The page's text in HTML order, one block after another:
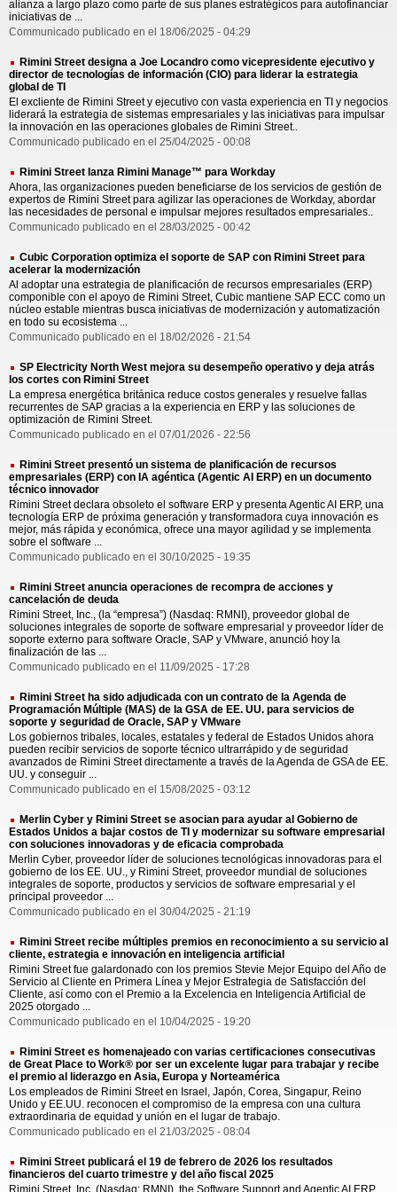
alianza a largo plazo como parte de sus planes estratégicos para autofinanciar
iniciativas de ...
Communicado publicado en el 18/06/2025 - 04:29
Rimini Street designa a Joe Locandro como vicepresidente ejecutivo y
director de tecnologías de información (CIO) para liderar la estrategia
global de TI
El excliente de Rimini Street y ejecutivo con vasta experiencia en TI y negocios
liderará la estrategia de sistemas empresariales y las iniciativas para impulsar
la innovación en las operaciones globales de Rimini Street..
Communicado publicado en el 25/04/2025 - 00:08
Rimini Street lanza Rimini Manage™ para Workday
Ahora, las organizaciones pueden beneficiarse de los servicios de gestión de
expertos de Rimini Street para agilizar las operaciones de Workday, abordar
las necesidades de personal e impulsar mejores resultados empresariales..
Communicado publicado en el 28/03/2025 - 00:42
Cubic Corporation optimiza el soporte de SAP con Rimini Street para
acelerar la modernización
Al adoptar una estrategia de planificación de recursos empresariales (ERP)
componible con el apoyo de Rimini Street, Cubic mantiene SAP ECC como un
núcleo estable mientras busca iniciativas de modernización y automatización
en todo su ecosistema ...
Communicado publicado en el 18/02/2026 - 21:54
SP Electricity North West mejora su desempeño operativo y deja atrás
los cortes con Rimini Street
La empresa energética británica reduce costos generales y resuelve fallas
recurrentes de SAP gracias a la experiencia en ERP y las soluciones de
optimización de Rimini Street.
Communicado publicado en el 07/01/2026 - 22:56
Rimini Street presentó un sistema de planificación de recursos
empresariales (ERP) con IA agéntica (Agentic AI ERP) en un documento
técnico innovador
Rimini Street declara obsoleto el software ERP y presenta Agentic AI ERP, una
tecnología ERP de próxima generación y transformadora cuya innovación es
mejor, más rápida y económica, ofrece una mayor agilidad y se implementa
sobre el software ...
Communicado publicado en el 30/10/2025 - 19:35
Rimini Street anuncia operaciones de recompra de acciones y
cancelación de deuda
Rimini Street, Inc., (la “empresa”) (Nasdaq: RMNI), proveedor global de
soluciones integrales de soporte de software empresarial y proveedor líder de
soporte externo para software Oracle, SAP y VMware, anunció hoy la
finalización de las ...
Communicado publicado en el 11/09/2025 - 17:28
Rimini Street ha sido adjudicada con un contrato de la Agenda de
Programación Múltiple (MAS) de la GSA de EE. UU. para servicios de
soporte y seguridad de Oracle, SAP y VMware
Los gobiernos tribales, locales, estatales y federal de Estados Unidos ahora
pueden recibir servicios de soporte técnico ultrarrápido y de seguridad
avanzados de Rimini Street directamente a través de la Agenda de GSA de EE.
UU. y conseguir ...
Communicado publicado en el 15/08/2025 - 03:12
Merlin Cyber y Rimini Street se asocian para ayudar al Gobierno de
Estados Unidos a bajar costos de TI y modernizar su software empresarial
con soluciones innovadoras y de eficacia comprobada
Merlin Cyber, proveedor líder de soluciones tecnológicas innovadoras para el
gobierno de los EE. UU., y Rimini Street, proveedor mundial de soluciones
integrales de soporte, productos y servicios de software empresarial y el
principal proveedor ...
Communicado publicado en el 30/04/2025 - 21:19
Rimini Street recibe múltiples premios en reconocimiento a su servicio al
cliente, estrategia e innovación en inteligencia artificial
Rimini Street fue galardonado con los premios Stevie Mejor Equipo del Año de
Servicio al Cliente en Primera Línea y Mejor Estrategia de Satisfacción del
Cliente, así como con el Premio a la Excelencia en Inteligencia Artificial de
2025 otorgado ...
Communicado publicado en el 10/04/2025 - 19:20
Rimini Street es homenajeado con varias certificaciones consecutivas
de Great Place to Work® por ser un excelente lugar para trabajar y recibe
el premio al liderazgo en Asia, Europa y Norteamérica
Los empleados de Rimini Street en Israel, Japón, Corea, Singapur, Reino
Unido y EE.UU. reconocen el compromiso de la empresa con una cultura
extraordinaria de equidad y unión en el lugar de trabajo.
Communicado publicado en el 21/03/2025 - 08:04
Rimini Street publicará el 19 de febrero de 2026 los resultados
financieros del cuarto trimestre y del año fiscal 2025
Rimini Street, Inc. (Nasdaq: RMNI), the Software Support and Agentic AI ERP